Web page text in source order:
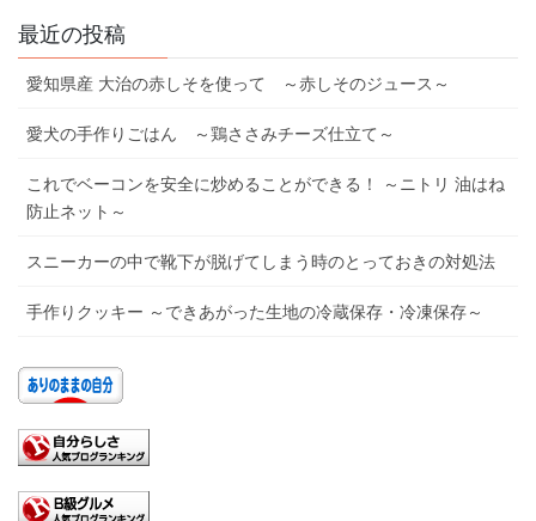
最近の投稿
愛知県産 大治の赤しそを使って ～赤しそのジュース～
愛犬の手作りごはん ～鶏ささみチーズ仕立て～
これでベーコンを安全に炒めることができる！ ～ニトリ 油はね
防止ネット～
スニーカーの中で靴下が脱げてしまう時のとっておきの対処法
手作りクッキー ～できあがった生地の冷蔵保存・冷凍保存～